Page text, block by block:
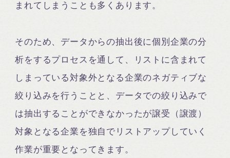
まれてしまうことも多くあります。
そのため、データからの抽出後に個別企業の分
析をするプロセスを通して、リストに含まれて
しまっている対象外となる企業のネガティブな
絞り込みを行うことと、データでの絞り込みで
は抽出することができなかったが譲受（譲渡）
対象となる企業を独自でリストアップしていく
作業が重要となってきます。